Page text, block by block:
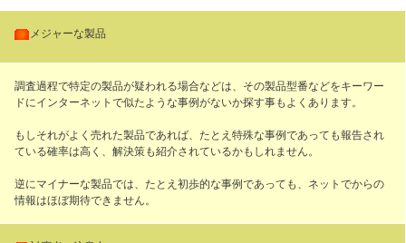
・ メジャーな製品
調査過程で特定の製品が疑われる場合などは、その製品型番などをキーワー
ドにインターネットで似たような事例がないか探す事もよくあります。
もしそれがよく売れた製品であれば、たとえ特殊な事例であっても報告され
ている確率は高く、解決策も紹介されているかもしれません。
逆にマイナーな製品では、たとえ初歩的な事例であっても、ネットでからの
情報はほぼ期待できません。